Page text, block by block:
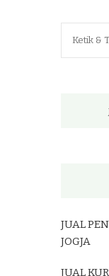
JUAL
JOGJA
JUAL